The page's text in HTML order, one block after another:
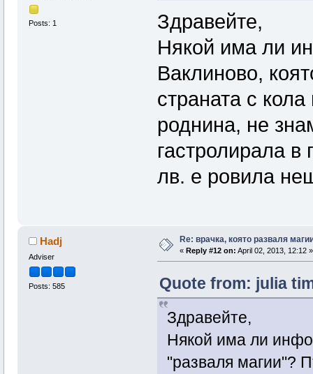
Posts: 1
Здравейте,
Някой има ли
Ваклиново,
страната с
роднина, не
гастролирала
лв. е ровила
Hadj
Adviser
Posts: 585
Re: врачка, която разваля
« Reply #12 on: April 02, 2013, 12:12 »
Quote from: julia
Здравейте,
Някой има ли инфо
"разваля магии"?